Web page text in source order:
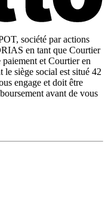
société par actions
en tant que Courtier
paiement et Courtier en
le siège social est situé 42
engage et doit être
avant de vous